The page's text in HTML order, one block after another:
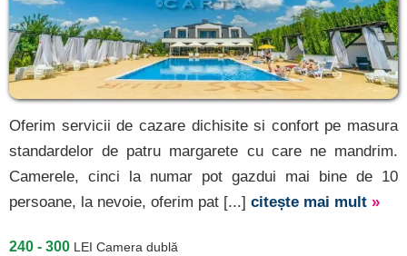
Oferim servicii de cazare dichisite si confort pe masura
standardelor de patru margarete cu care ne mandrim.
Camerele, cinci la numar pot gazdui mai bine de 10
persoane, la nevoie, oferim pat [...] citește mai mult »
240 - 300 LEI Camera dublă